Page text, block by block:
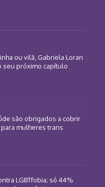
ou vilã, Gabriela Loran
seu próximo capítulo
são obrigados a cobrir
mulheres trans
LGBTfobia; só 44%